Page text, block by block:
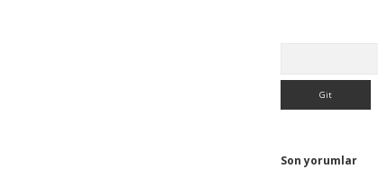
Son yorumlar